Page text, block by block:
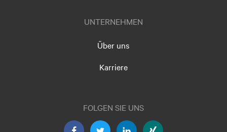
UNTERNEHMEN
Über uns
Karriere
FOLGEN SIE UNS